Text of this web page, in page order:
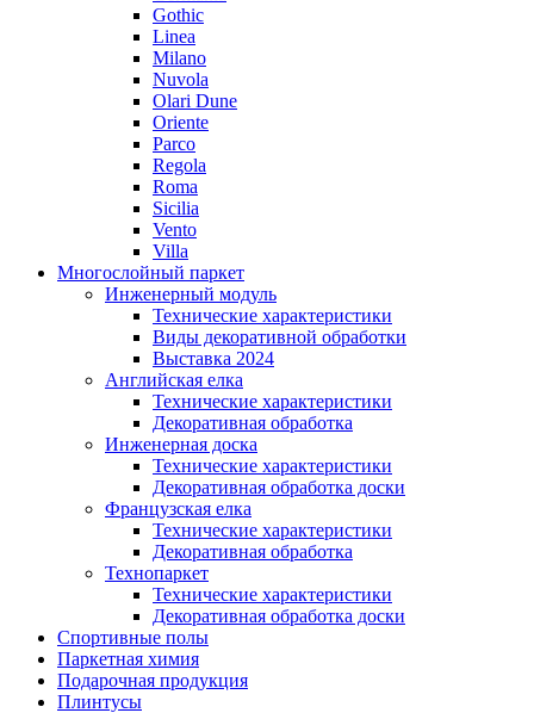
Gothic
Linea
Milano
Nuvola
Olari Dune
Oriente
Parco
Regola
Roma
Sicilia
Vento
Villa
Многослойный паркет
Инженерный модуль
Технические характеристики
Виды декоративной обработки
Выставка 2024
Английская елка
Технические характеристики
Декоративная обработка
Инженерная доска
Технические характеристики
Декоративная обработка доски
Французская елка
Технические характеристики
Декоративная обработка
Технопаркет
Технические характеристики
Декоративная обработка доски
Спортивные полы
Паркетная химия
Подарочная продукция
Плинтусы